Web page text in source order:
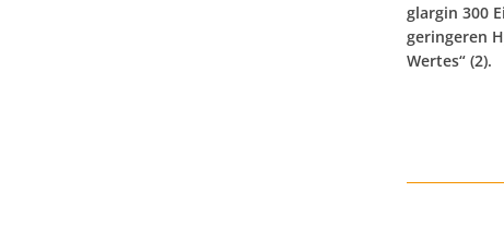
glargin 300
geringeren
Wertes“ (2).